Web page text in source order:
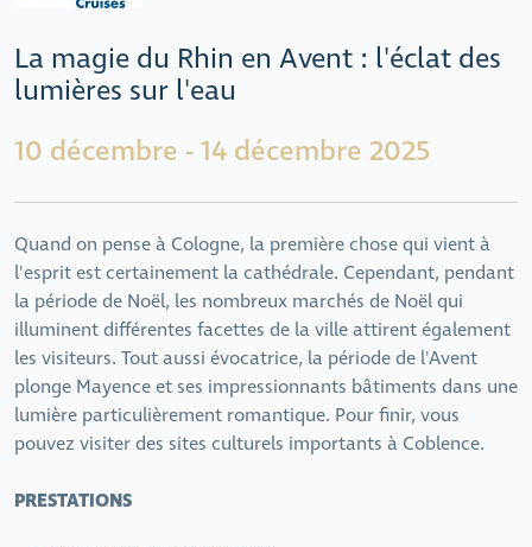
La magie du Rhin en Avent : l'éclat des
lumières sur l'eau
10 décembre - 14 décembre 2025
Quand on pense à Cologne, la première chose qui vient à
l'esprit est certainement la cathédrale. Cependant, pendant
la période de Noël, les nombreux marchés de Noël qui
illuminent différentes facettes de la ville attirent également
les visiteurs. Tout aussi évocatrice, la période de l'Avent
plonge Mayence et ses impressionnants bâtiments dans une
lumière particulièrement romantique. Pour finir, vous
pouvez visiter des sites culturels importants à Coblence.
PRESTATIONS